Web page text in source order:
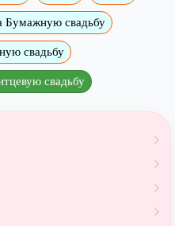
Бумажную свадьбу
свадьбу
свадьбу